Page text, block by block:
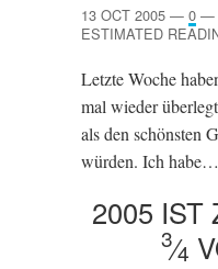
13 OCT 2005 — 0 —
ESTIMATED
Letzte Woche
mal wieder
als den schönsten
würden. Ich habe…
2005 IST
3⁄4